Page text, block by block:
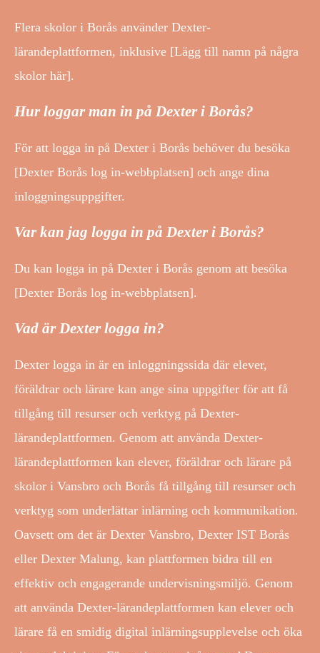
Flera skolor i Borås använder Dexter-
lärandeplattformen, inklusive [Lägg till namn på några
skolor här].
Hur loggar man in på Dexter i Borås?
För att logga in på Dexter i Borås behöver du besöka
[Dexter Borås log in-webbplatsen] och ange dina
inloggningsuppgifter.
Var kan jag logga in på Dexter i Borås?
Du kan logga in på Dexter i Borås genom att besöka
[Dexter Borås log in-webbplatsen].
Vad är Dexter logga in?
Dexter logga in är en inloggningssida där elever,
föräldrar och lärare kan ange sina uppgifter för att få
tillgång till resurser och verktyg på Dexter-
lärandeplattformen. Genom att använda Dexter-
lärandeplattformen kan elever, föräldrar och lärare på
skolor i Vansbro och Borås få tillgång till resurser och
verktyg som underlättar inlärning och kommunikation.
Oavsett om det är Dexter Vansbro, Dexter IST Borås
eller Dexter Malung, kan plattformen bidra till en
effektiv och engagerande undervisningsmiljö. Genom
att använda Dexter-lärandeplattformen kan elever och
lärare få en smidig digital inlärningsupplevelse och öka